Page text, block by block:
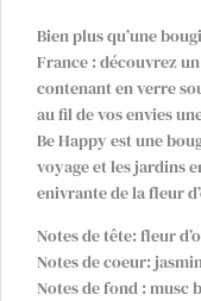
Bien plus qu’une
France : découvrez
contenant en verre
au fil de vos envies
Be Happy est une
voyage et les jardins
enivrante de la fleur
Notes de tête: fleur
Notes de coeur:
Notes de fond : musc